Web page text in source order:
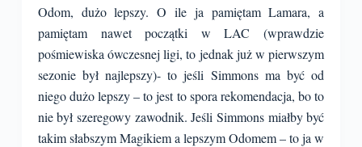
Odom, dużo lepszy. O ile ja pamiętam Lamara, a
pamiętam nawet początki w LAC (wprawdzie
pośmiewiska ówczesnej ligi, to jednak już w pierwszym
sezonie był najlepszy)- to jeśli Simmons ma być od
niego dużo lepszy – to jest to spora rekomendacja, bo to
nie był szeregowy zawodnik. Jeśli Simmons miałby być
takim słabszym Magikiem a lepszym Odomem – to ja w